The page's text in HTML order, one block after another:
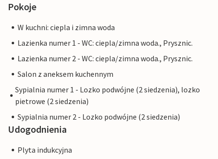
Pokoje
W kuchni: ciepla i zimna woda
Lazienka numer 1 - WC: ciepla/zimna woda., Prysznic.
Lazienka numer 2 - WC: ciepla/zimna woda., Prysznic.
Salon z aneksem kuchennym
Sypialnia numer 1 - Lozko podwójne (2 siedzenia), lozko
pietrowe (2 siedzenia)
Sypialnia numer 2 - Lozko podwójne (2 siedzenia)
Udogodnienia
Plyta indukcyjna